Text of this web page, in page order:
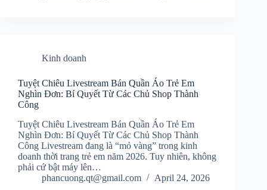
Kinh doanh
Tuyệt Chiêu Livestream Bán Quần Áo Trẻ Em
Nghìn Đơn: Bí Quyết Từ Các Chủ Shop Thành
Công
Tuyệt Chiêu Livestream Bán Quần Áo Trẻ Em
Nghìn Đơn: Bí Quyết Từ Các Chủ Shop Thành
Công Livestream đang là “mỏ vàng” trong kinh
doanh thời trang trẻ em năm 2026. Tuy nhiên, không
phải cứ bật máy lên…
phancuong.qt@gmail.com
April 24, 2026